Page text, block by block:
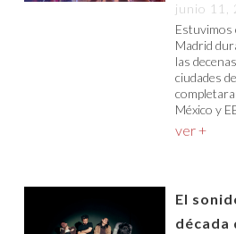
junio 11,
Estuvimos
Madrid
las
ciudades
México y
ver +
El
década